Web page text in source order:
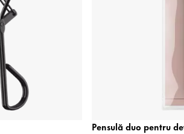
Pensulă duo pentru